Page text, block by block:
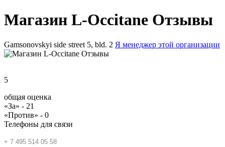
Магазин L-Occitane Отзывы
Gamsonovskyi side street 5, bld. 2 Я менеджер этой организации
5
общая оценка
«За» - 21
«Против» - 0
Телефоны для связи
+ 7 495 514 05 58